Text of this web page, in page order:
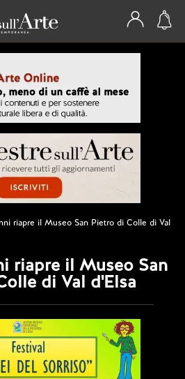
riapre il Museo San Pietro di Colle di Val
riapre il Museo San
di Val d'Elsa